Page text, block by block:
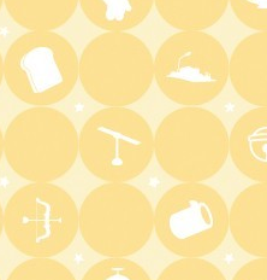
ーツ 【強烈キャラ登
チキコント&オンリー
ツ完結編!!